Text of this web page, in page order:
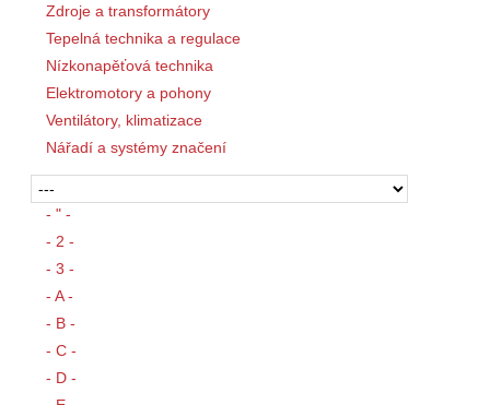
Zdroje a transformátory
Tepelná technika a regulace
Nízkonapěťová technika
Elektromotory a pohony
Ventilátory, klimatizace
Nářadí a systémy značení
- " -
- 2 -
- 3 -
- A -
- B -
- C -
- D -